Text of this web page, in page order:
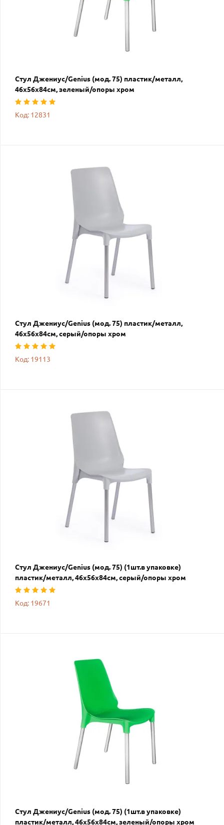
Стул Джениус/Genius (мод. 75) пластик/металл,
46x56x84cм, зеленый/опоры хром
Код: 12831
Стул Джениус/Genius (мод. 75) пластик/металл,
46x56x84cм, серый/опоры хром
Код: 19113
Стул Джениус/Genius (мод. 75) (1шт.в упаковке)
пластик/металл, 46x56x84cм, серый/опоры хром
Код: 19671
Стул Джениус/Genius (мод. 75) (1шт.в упаковке)
пластик/металл, 46x56x84cм, зеленый/опоры хром